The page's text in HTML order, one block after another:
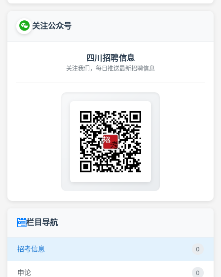
关注公众号
四川招聘信息
关注我们，每日推送最新招聘信息
栏目导航
招考信息 0
申论 0